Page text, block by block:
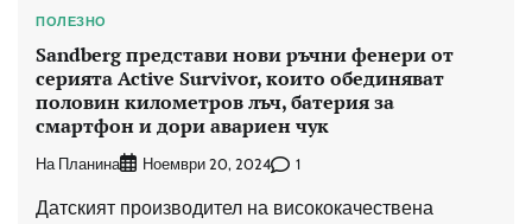
ПОЛЕЗНО
Sandberg представи нови ръчни фенери от
серията Active Survivor, които обединяват
половин километров лъч, батерия за
смартфон и дори авариен чук
На Планина Ноември 20, 2024 1
Датският производител на висококачествена